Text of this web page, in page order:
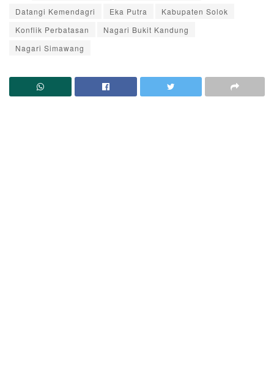
Datangi Kemendagri
Eka Putra
Kabupaten Solok
Konflik Perbatasan
Nagari Bukit Kandung
Nagari Simawang